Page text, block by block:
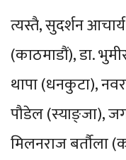
त्यस्तै, सुदर्शन
(काठमाडौं), डा.
थापा (धनकुटा),
पौडेल (स्याङ्जा),
मिलनराज बर्तौला